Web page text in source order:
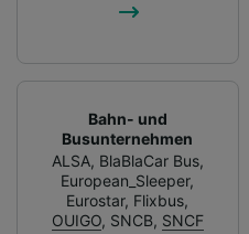
Bahn- und
Busunternehmen
ALSA, BlaBlaCar Bus,
European_Sleeper,
Eurostar, Flixbus,
OUIGO, SNCB, SNCF